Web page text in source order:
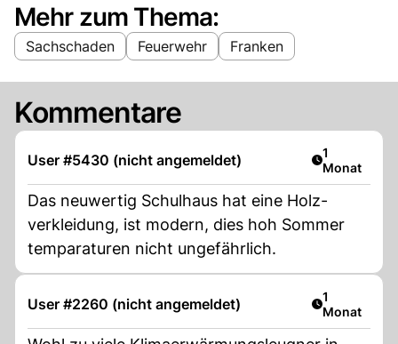
Mehr zum Thema:
Sachschaden Feuerwehr Franken
Kommentare
User #5430 (nicht angemeldet) Artikel
1
Monat
Das neuwertig Schulhaus hat eine Holz-
verkleidung, ist modern, dies hoh Sommer
temparaturen nicht ungefährlich.
User #2260 (nicht angemeldet) Artikel
1
Monat